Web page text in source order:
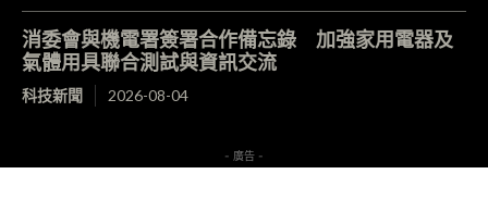
消委會與機電署簽署合作備忘錄 加強家用電器及
氣體用具聯合測試與資訊交流
科技新聞 2026-08-04
- 廣告 -